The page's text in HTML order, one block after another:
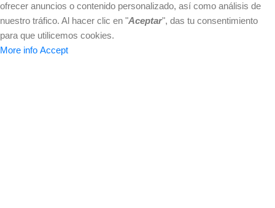
ofrecer anuncios o contenido personalizado, así como análisis de
nuestro tráfico. Al hacer clic en "Aceptar", das tu consentimiento
para que utilicemos cookies.
More info Accept